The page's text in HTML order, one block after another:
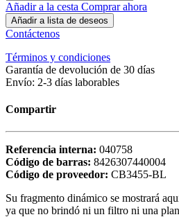
Añadir a la cesta Comprar ahora
Añadir a lista de deseos
Contáctenos
Términos y condiciones
Garantía de devolución de 30 días
Envío: 2-3 días laborables
Compartir
Referencia interna: 040758
Código de barras: 8426307440004
Código de proveedor: CB3455-BL
Su fragmento dinámico se mostrará
ya que no brindó ni un filtro ni una